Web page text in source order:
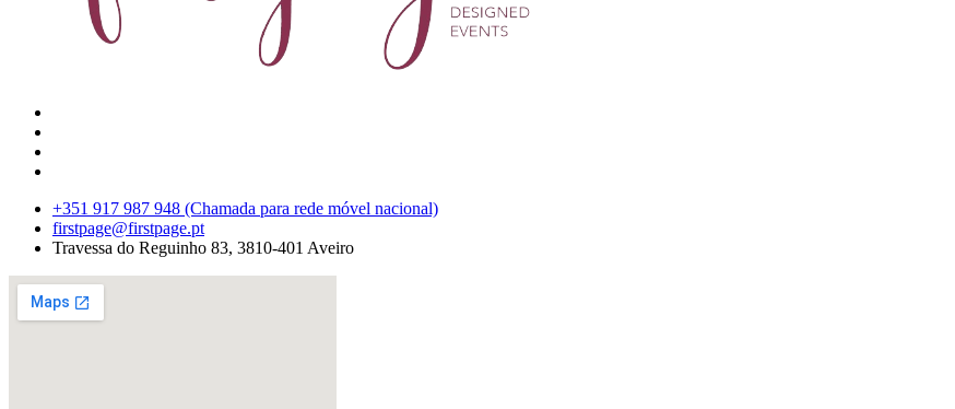
+351 917 987 948 (Chamada para rede móvel nacional)
firstpage@firstpage.pt
Travessa do Reguinho 83, 3810-401 Aveiro